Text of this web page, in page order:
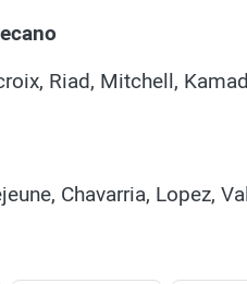
Riad, Mitchell,
Chavarria, Lopez,